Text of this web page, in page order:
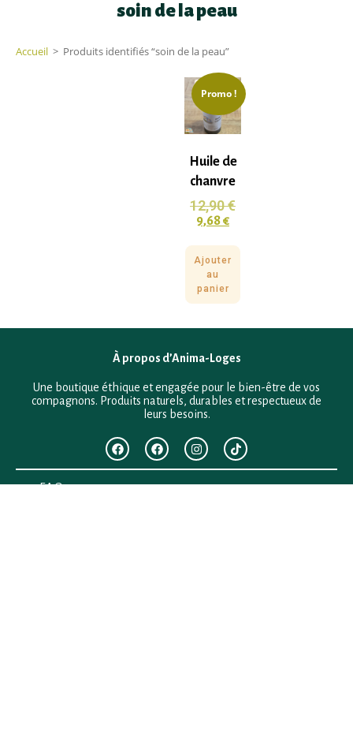
soin de la peau
Accueil > Produits identifiés “soin de la peau”
Promo !
Huile de
chanvre
12,90€
9,68€
Ajouter
au
panier
À propos d’Anima-Loges
Une boutique éthique et engagée pour le bien-être de vos
compagnons. Produits naturels, durables et respectueux de
leurs besoins.
F.A.Q